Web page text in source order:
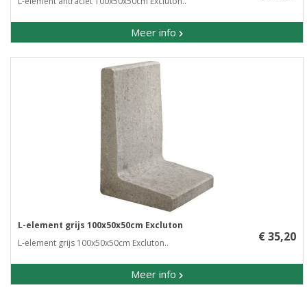
Meer info
L-element grijs 100x50x50cm Excluton
L-element grijs 100x50x50cm Excluton..
Meer info
€ 35,20